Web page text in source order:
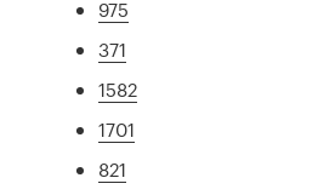
975
371
1582
1701
821